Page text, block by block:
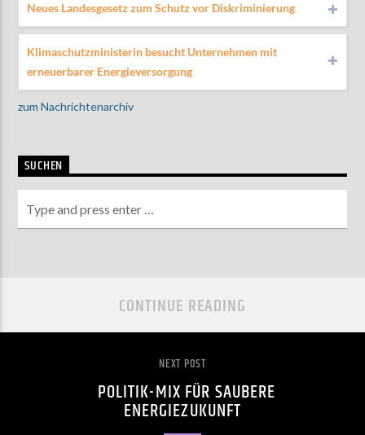
Neues Landesgesetz zum Schutz vor Diskriminierung
Klimaschutzministerin besucht Unternehmen mit
erneuerbarer Energieversorgung
zum Nachrichtenarchiv
SUCHEN
CONTINUE READING
NEXT POST
POLITIK-MIX FÜR SAUBERE
ENERGIEZUKUNFT